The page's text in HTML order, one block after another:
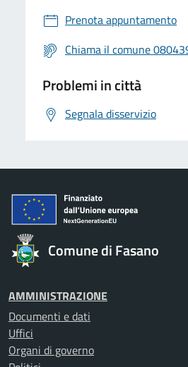
Prenota appuntamento
Chiama il comune
Problemi in città
Segnala disservizio
Comune di Fasano
AMMINISTRAZIONE
Documenti e dati
Uffici
Organi di governo